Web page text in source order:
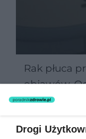
Rak płuca
objawów.
bezpłatne
Drogi